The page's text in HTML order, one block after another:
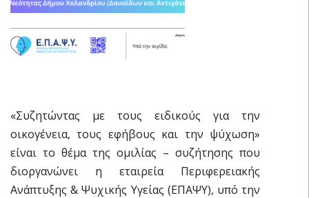
«Συζητώντας με τους ειδικούς για την
οικογένεια, τους εφήβους και την ψύχωση»
είναι το θέμα της ομιλίας – συζήτησης που
διοργανώνει η εταιρεία Περιφερειακής
Ανάπτυξης & Ψυχικής Υγείας (ΕΠΑΨΥ), υπό την